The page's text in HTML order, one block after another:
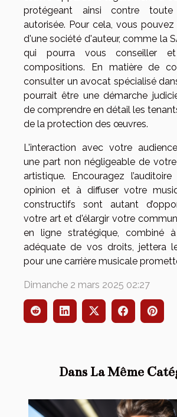
Dans La Même
protégeant ainsi contre
autorisée. Pour cela, vous
d'une société d'auteur, comme la
qui pourra vous conseiller
compositions. En matière de
consulter un avocat spécialisé
pourrait être une démarche
de comprendre en détail les
de la protection des œuvres.
L'interaction avec votre
une part non négligeable de
artistique. Encouragez
opinion et à diffuser votre
constructifs sont autant
votre art et d'élargir votre
en ligne stratégique, combiné
adéquate de vos droits, jettera
pour une carrière musicale
Dimanche 2 mars 2025 02:27